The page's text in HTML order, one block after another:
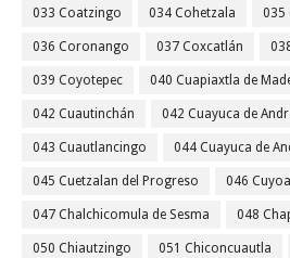
033 Coatzingo 034 Cohetzala 035
036 Coronango 037 Coxcatlán
039 Coyotepec 040 Cuapiaxtla de
042 Cuautinchán 042 Cuayuca de
043 Cuautlancingo 044 Cuayuca de
045 Cuetzalan del Progreso 046
047 Chalchicomula de Sesma 048
050 Chiautzingo 051 Chiconcuautla